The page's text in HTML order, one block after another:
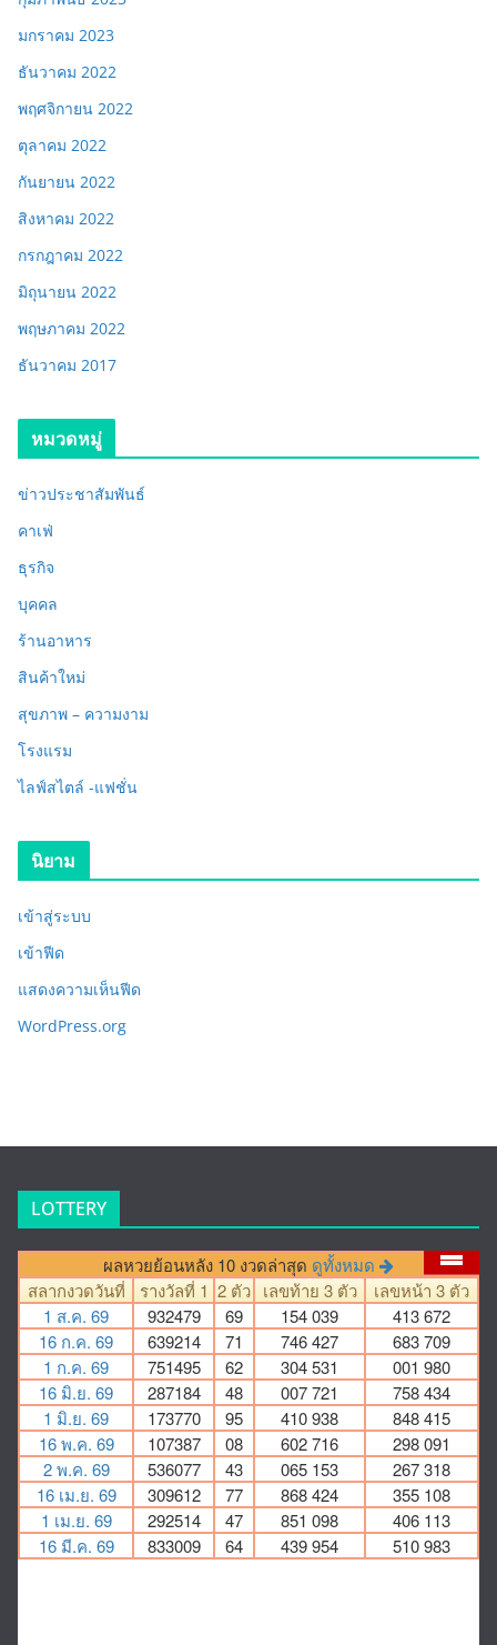
มกราคม 2023
ธันวาคม 2022
พฤศจิกายน 2022
ตุลาคม 2022
กันยายน 2022
สิงหาคม 2022
กรกฎาคม 2022
มิถุนายน 2022
พฤษภาคม 2022
ธันวาคม 2017
หมวดหมู่
ข่าวประชาสัมพันธ์
คาเฟ่
ธุรกิจ
บุคคล
ร้านอาหาร
สินค้าใหม่
สุขภาพ – ความงาม
โรงแรม
ไลฟ์สไตล์ -แฟชั่น
นิยาม
เข้าสู่ระบบ
เข้าฟีด
แสดงความเห็นฟีด
WordPress.org
LOTTERY